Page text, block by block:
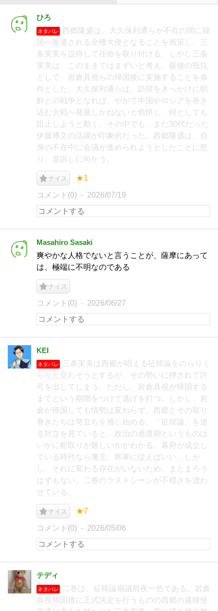
ひろ
ネタバレ
西郷隆盛は、大久保利通らが不在の間に韓
国へ派遣される全権大使となることを画策し、三
条実美を説得して任命を取り付ける。しかし三条
実美は、このままではまずいと考え、最後の抵抗
として、岩倉具視らの帰国後に実施することを条
件とした。大久保利通らは、訪韓をきっかけに朝
鮮との戦争となれば、やがて中国やロシアを巻き
込む大戦へ発展しかねないと危惧し、何としても
阻止しようと動く。その中でも、まだ30代だった
伊藤博文の活躍が印象的だった。西郷隆盛は、自
身の不在中に会議が進められようとしたことに怒
り、直訴しに向かう。
ナイス ★1
コメント(0) 2026/07/19
Masahiro Sasaki
爽やかな人格でないと言うことが、薩摩にあって
は、極端に不明なのである
ナイス
コメント(0) 2026/06/27
KEI
ネタバレ
三条実美は西郷が唱える征韓論をのらりく
らりと交わそうとするが、その勢いに押されて許
可を出してしまう。ただし、岩倉具視が帰国する
までという期限をつけて逃げを打つ。しかし、岩
倉が帰国しても情勢は変わらず、西郷とその取り
巻きたちは苛立ちを感じ始める。「征韓論」を巡
る対立を見ていると、政治の過渡期というものは
いかに舵取りが難しいかがわかる。幕府が成立し
ている時代なら藩主、将軍に従えばいい。しか
し、それに変わる存在がいないため、まとまろう
はずもない。二巻のラストシーンが不穏さを漂わ
せている。
ナイス ★7
コメント(0) 2026/05/06
テディ
ネタバレ
二巻は、征韓論廟議前夜一色である。岩倉
具視帰国後に正式決定を行うものの西郷の遣韓使